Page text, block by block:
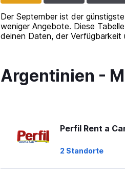
Der September ist der
weniger Angebote. Diese
deinen Daten, der Verfügbarkeit
Argentinien -
Perfil Rent a
2 Standorte